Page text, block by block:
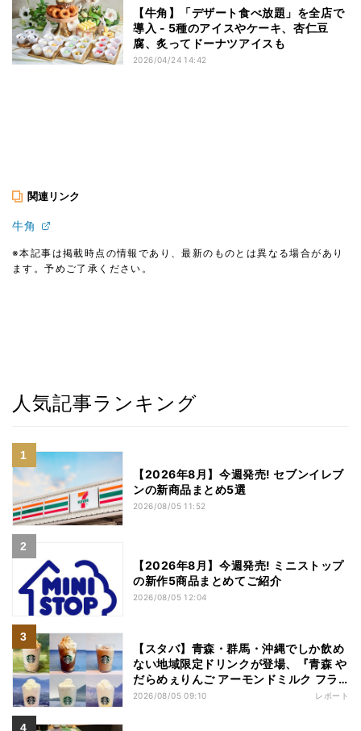
【牛角】「デザート食べ放題」を全店で
導入 - 5種のアイスやケーキ、杏仁豆
腐、炙ってドーナツアイスも
2026/04/24 14:42
関連リンク
牛角
※本記事は掲載時点の情報であり、最新のものとは異なる場合があり
ます。予めご了承ください。
人気記事ランキング
【2026年8月】今週発売! セブンイレブ
ンの新商品まとめ5選
2026/08/05 11:52
【2026年8月】今週発売! ミニストップ
の新作5商品まとめてご紹介
2026/08/05 12:04
【スタバ】青森・群馬・沖縄でしか飲め
ない地域限定ドリンクが登場、『青森 や
だらめぇりんご アーモンドミルク フラ
ペチーノ』など6種を本気レビュー
2026/08/05 09:10 レポート